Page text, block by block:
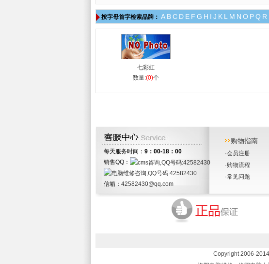
按字母首字检索品牌： A BC D E F G H I J K L M N O PQ R
七彩虹
数量:(0)个
每天服务时间： 9：00-18：00
销售QQ：
信箱： 42582430@qq.com
购物指南
·会员注册
·购物流程
·常见问题
Copyright 2006-